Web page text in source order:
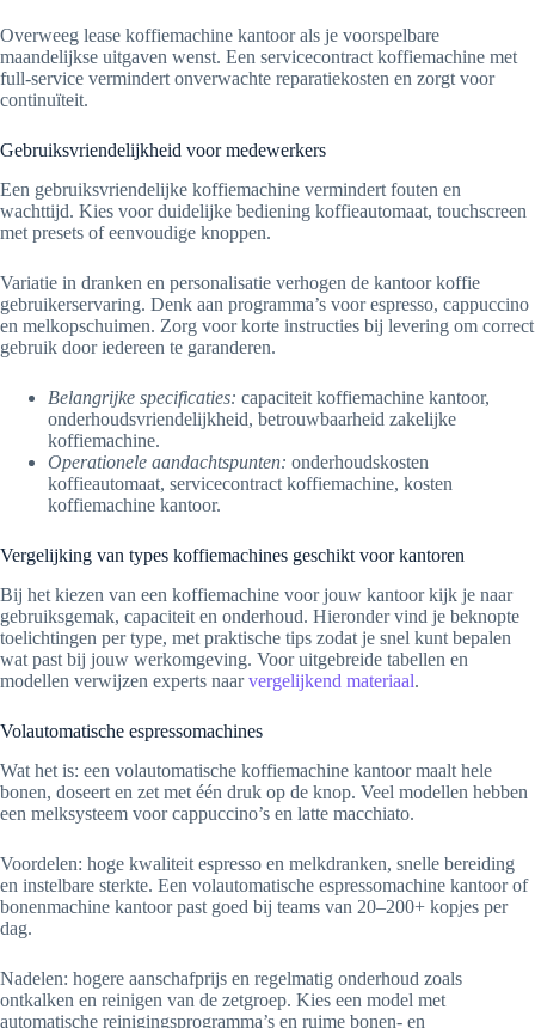
Overweeg lease koffiemachine kantoor als je voorspelbare
maandelijkse uitgaven wenst. Een servicecontract koffiemachine met
full-service vermindert onverwachte reparatiekosten en zorgt voor
continuïteit.
Gebruiksvriendelijkheid voor medewerkers
Een gebruiksvriendelijke koffiemachine vermindert fouten en
wachttijd. Kies voor duidelijke bediening koffieautomaat, touchscreen
met presets of eenvoudige knoppen.
Variatie in dranken en personalisatie verhogen de kantoor koffie
gebruikerservaring. Denk aan programma’s voor espresso, cappuccino
en melkopschuimen. Zorg voor korte instructies bij levering om correct
gebruik door iedereen te garanderen.
Belangrijke specificaties: capaciteit koffiemachine kantoor,
onderhoudsvriendelijkheid, betrouwbaarheid zakelijke
koffiemachine.
Operationele aandachtspunten: onderhoudskosten
koffieautomaat, servicecontract koffiemachine, kosten
koffiemachine kantoor.
Vergelijking van types koffiemachines geschikt voor kantoren
Bij het kiezen van een koffiemachine voor jouw kantoor kijk je naar
gebruiksgemak, capaciteit en onderhoud. Hieronder vind je beknopte
toelichtingen per type, met praktische tips zodat je snel kunt bepalen
wat past bij jouw werkomgeving. Voor uitgebreide tabellen en
modellen verwijzen experts naarvergelijkend materiaal.
Volautomatische espressomachines
Wat het is: een volautomatische koffiemachine kantoor maalt hele
bonen, doseert en zet met één druk op de knop. Veel modellen hebben
een melksysteem voor cappuccino’s en latte macchiato.
Voordelen: hoge kwaliteit espresso en melkdranken, snelle bereiding
en instelbare sterkte. Een volautomatische espressomachine kantoor of
bonenmachine kantoor past goed bij teams van 20–200+ kopjes per
dag.
Nadelen: hogere aanschafprijs en regelmatig onderhoud zoals
ontkalken en reinigen van de zetgroep. Kies een model met
automatische reinigingsprogramma’s en ruime bonen- en